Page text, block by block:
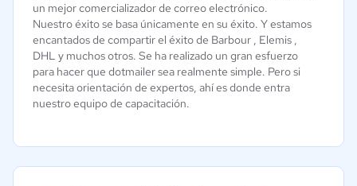
un mejor comercializador de correo electrónico.
Nuestro éxito se basa únicamente en su éxito. Y estamos
encantados de compartir el éxito de Barbour , Elemis ,
DHL y muchos otros. Se ha realizado un gran esfuerzo
para hacer que dotmailer sea realmente simple. Pero si
necesita orientación de expertos, ahí es donde entra
nuestro equipo de capacitación.